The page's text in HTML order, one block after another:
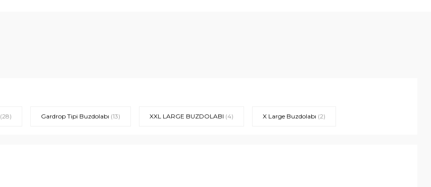
(28) Gardrop Tipi Buzdolabı (13) XXL LARGE BUZDOLABI (4) X Large Buzdolabı (2)